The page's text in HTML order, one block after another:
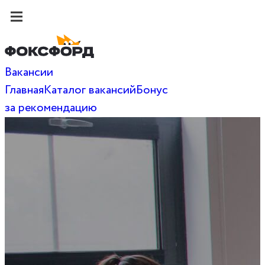
Вакансии
ГлавнаяКаталог вакансийБонус
за рекомендацию